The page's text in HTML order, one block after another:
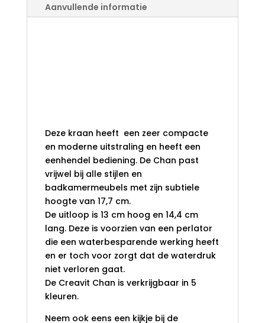
AANTAL
Aanvullende informatie
Deze kraan heeft een zeer compacte
en moderne uitstraling en heeft een
eenhendel bediening. De Chan past
vrijwel bij alle stijlen en
badkamermeubels met zijn subtiele
hoogte van 17,7 cm.
De uitloop is 13 cm hoog en 14,4 cm
lang. Deze is voorzien van een perlator
die een waterbesparende werking heeft
en er toch voor zorgt dat de waterdruk
niet verloren gaat.
De Creavit Chan is verkrijgbaar in 5
kleuren.
Neem ook eens een kijkje bij de